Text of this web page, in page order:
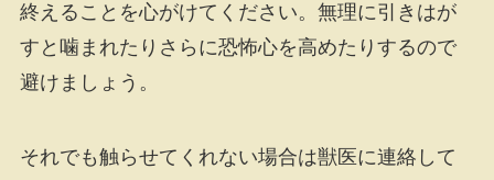
終えることを心がけてください。無理に引きはが
すと噛まれたりさらに恐怖心を高めたりするので
避けましょう。
それでも触らせてくれない場合は獣医に連絡して